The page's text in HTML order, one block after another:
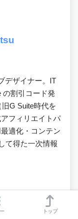
デザイナー。IT
の割引コード発
G Suite時代を
フィリエイトパ
適化・コンテン
て得た一次情報
トップ